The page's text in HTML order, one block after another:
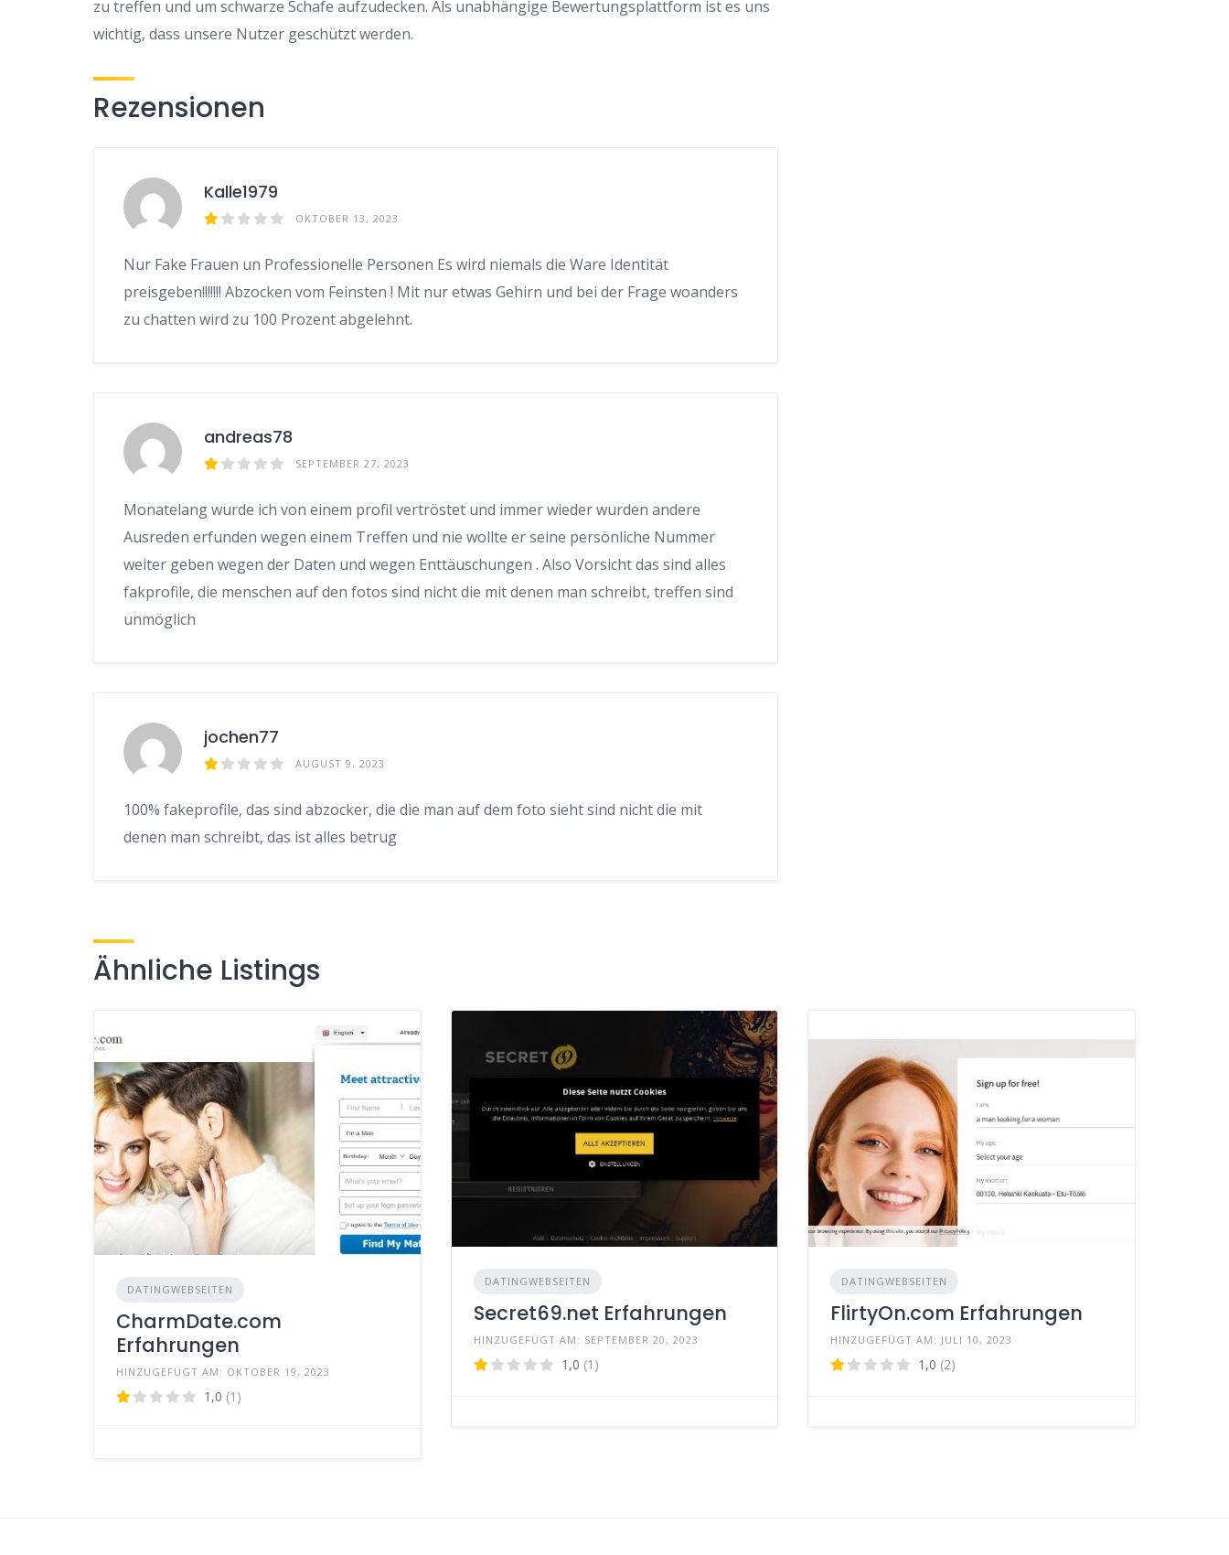
zu treffen und um schwarze Schafe aufzudecken. Als unabhängige Bewertungsplattform ist es uns
wichtig, dass unsere Nutzer geschützt werden.
Rezensionen
Kalle1979
OKTOBER 13, 2023
Nur Fake Frauen un Professionelle Personen Es wird niemals die Ware Identität
preisgeben!!!!!!! Abzocken vom Feinsten ! Mit nur etwas Gehirn und bei der Frage woanders
zu chatten wird zu 100 Prozent abgelehnt.
andreas78
SEPTEMBER 27, 2023
Monatelang wurde ich von einem profil vertröstet und immer wieder wurden andere
Ausreden erfunden wegen einem Treffen und nie wollte er seine persönliche Nummer
weiter geben wegen der Daten und wegen Enttäuschungen . Also Vorsicht das sind alles
fakprofile, die menschen auf den fotos sind nicht die mit denen man schreibt, treffen sind
unmöglich
jochen77
AUGUST 9, 2023
100% fakeprofile, das sind abzocker, die die man auf dem foto sieht sind nicht die mit
denen man schreibt, das ist alles betrug
Ähnliche Listings
DATINGWEBSEITEN
CharmDate.com
Erfahrungen
HINZUGEFÜGT AM: OKTOBER 19, 2023
1,0 (1)
DATINGWEBSEITEN
Secret69.net Erfahrungen
HINZUGEFÜGT AM: SEPTEMBER 20, 2023
1,0 (1)
DATINGWEBSEITEN
FlirtyOn.com Erfahrungen
HINZUGEFÜGT AM: JULI 10, 2023
1,0 (2)